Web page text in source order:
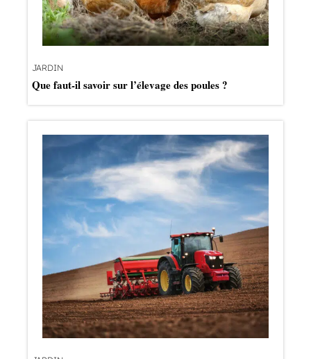
JARDIN
Que faut-il savoir sur l’élevage des poules ?